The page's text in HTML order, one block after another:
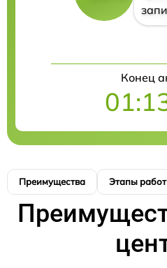
Конец
Преимущества Этапы работ